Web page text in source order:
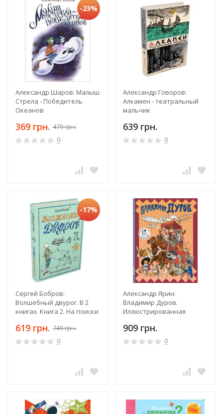
-23%
Александр Шаров: Малыш
Стрела - Победитель
Океанов
369 грн. 479 грн.
0
Александр Говоров:
Алкамен - театральный
мальчик
639 грн.
0
-17%
Сергей Бобров:
Волшебный двурог. В 2
книгах. Книга 2. На поиски
619 грн. 749 грн.
0
Александр Ярин:
Владимир Дуров.
Иллюстрированная
909 грн.
0